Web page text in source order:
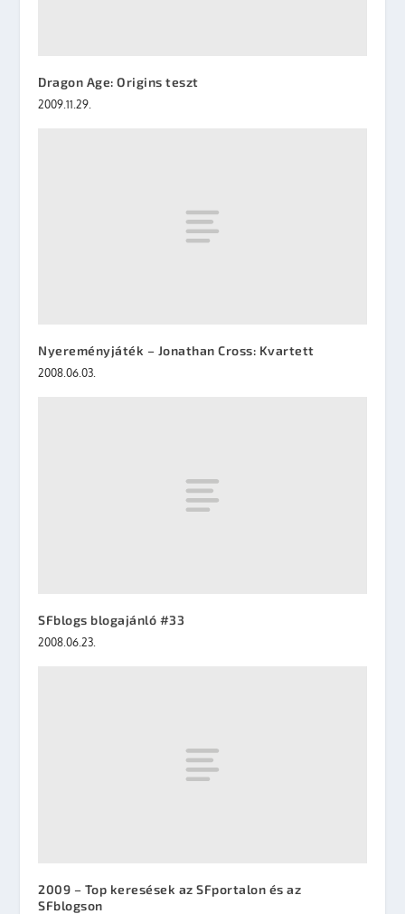
Dragon Age: Origins teszt
2009.11.29.
Nyereményjáték – Jonathan Cross: Kvartett
2008.06.03.
SFblogs blogajánló #33
2008.06.23.
2009 – Top keresések az SFportalon és az
SFblogson